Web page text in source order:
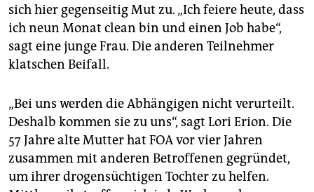
sich hier gegenseitig Mut zu. „Ich feiere heute, dass
ich neun Monat clean bin und einen Job habe“,
sagt eine junge Frau. Die anderen Teilnehmer
klatschen Beifall.
„Bei uns werden die Abhängigen nicht verurteilt.
Deshalb kommen sie zu uns“, sagt Lori Erion. Die
57 Jahre alte Mutter hat FOA vor vier Jahren
zusammen mit anderen Betroffenen gegründet,
um ihrer drogensüchtigen Tochter zu helfen.